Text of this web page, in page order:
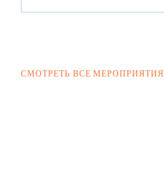
СМОТРЕТЬ ВСЕ МЕРОПРИЯТИЯ